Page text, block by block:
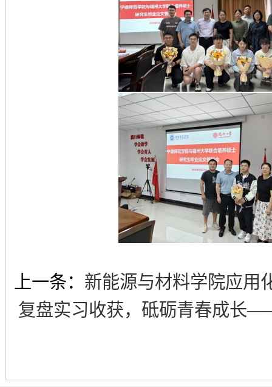
上一条： 新能源与材料学院应用
复盘实习收获，砥砺青春成长